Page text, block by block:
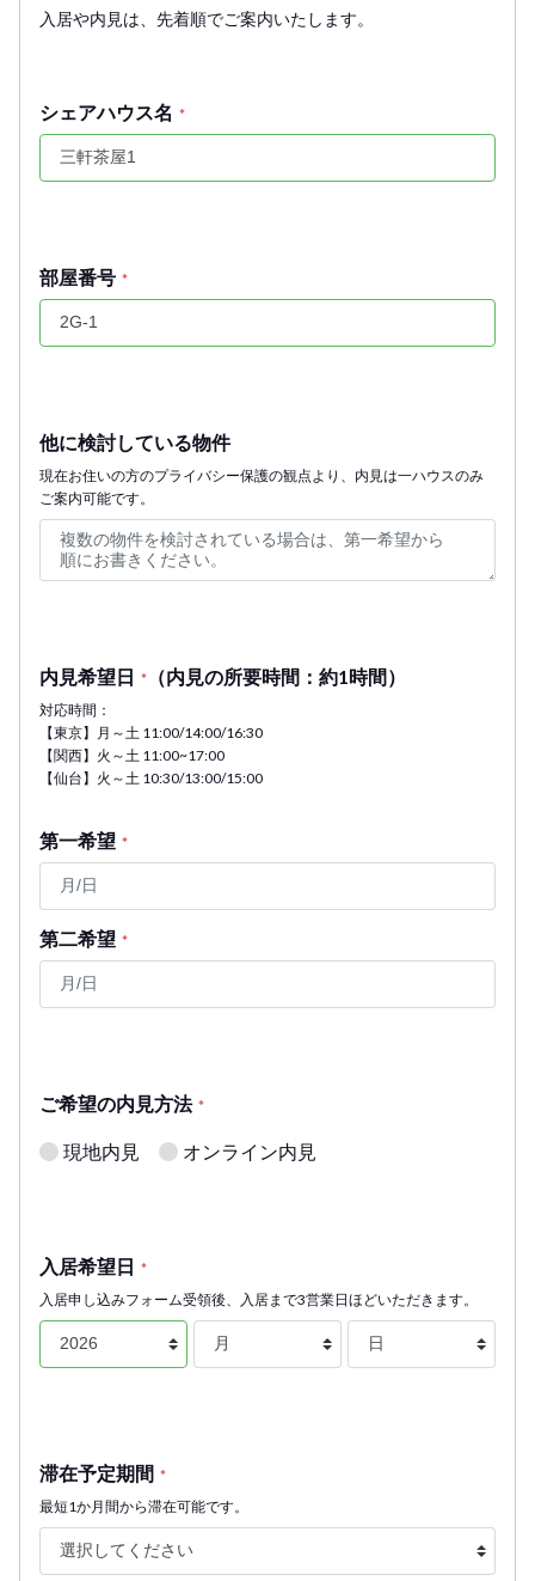
入居や内見は、先着順でご案内いたします。
シェアハウス名 *
部屋番号 *
他に検討している物件
現在お住いの方のプライバシー保護の観点より、内見は一ハウスのみ
ご案内可能です。
内見希望日 * （内見の所要時間：約1時間）
対応時間：
【東京】月～土 11:00/14:00/16:30
【関西】火～土 11:00~17:00
【仙台】火～土 10:30/13:00/15:00
第一希望 *
第二希望 *
ご希望の内見方法 *
現地内見 オンライン内見
入居希望日 *
入居申し込みフォーム受領後、入居まで3営業日ほどいただきます。
滞在予定期間 *
最短1か月間から滞在可能です。